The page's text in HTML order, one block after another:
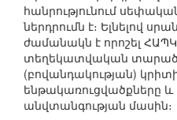
հանրությունում
ներդրումն է։ Ելնելով
ժամանակն է որոշել
տեղեկատվական
(բովանդակության)
ենթակառուցվածքները և
անվտանգության մասին։